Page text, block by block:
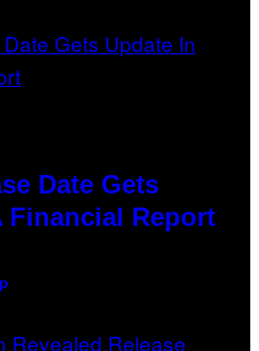
Date Gets
Financial Report